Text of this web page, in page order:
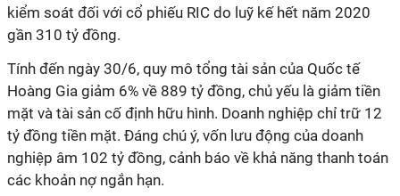
kiểm soát đối với cổ phiếu RIC do luỹ kế hết năm 2020
gần 310 tỷ đồng.
Tính đến ngày 30/6, quy mô tổng tài sản của Quốc tế
Hoàng Gia giảm 6% về 889 tỷ đồng, chủ yếu là giảm tiền
mặt và tài sản cố định hữu hình. Doanh nghiệp chỉ trữ 12
tỷ đồng tiền mặt. Đáng chú ý, vốn lưu động của doanh
nghiệp âm 102 tỷ đồng, cảnh báo về khả năng thanh toán
các khoản nợ ngắn hạn.